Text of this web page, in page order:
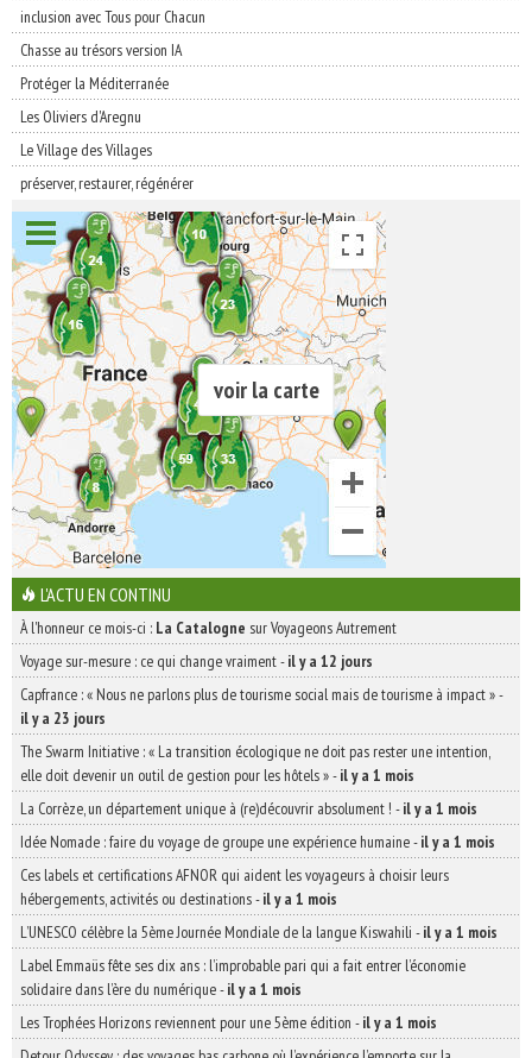
inclusion avec Tous pour Chacun
Chasse au trésors version IA
Protéger la Méditerranée
Les Oliviers d'Aregnu
Le Village des Villages
préserver, restaurer, régénérer
voir la carte
L'ACTU EN CONTINU
À l'honneur ce mois-ci : La Catalogne sur Voyageons Autrement
Voyage sur-mesure : ce qui change vraiment-il y a 12 jours
Capfrance : « Nous ne parlons plus de tourisme social mais de tourisme à impact »-
il y a 23 jours
The Swarm Initiative : « La transition écologique ne doit pas rester une intention,
elle doit devenir un outil de gestion pour les hôtels »-il y a 1 mois
La Corrèze, un département unique à (re)découvrir absolument ! -il y a 1 mois
Idée Nomade : faire du voyage de groupe une expérience humaine-il y a 1 mois
Ces labels et certifications AFNOR qui aident les voyageurs à choisir leurs
hébergements, activités ou destinations-il y a 1 mois
L’UNESCO célèbre la 5ème Journée Mondiale de la langue Kiswahili -il y a 1 mois
Label Emmaüs fête ses dix ans : l’improbable pari qui a fait entrer l’économie
solidaire dans l’ère du numérique-il y a 1 mois
Les Trophées Horizons reviennent pour une 5ème édition -il y a 1 mois